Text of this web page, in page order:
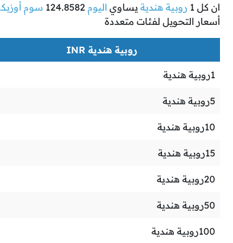
ان كل 1 روبية هندية يساوي اليوم 124.8582 سوم
أسعار التحويل لفئات متعددة
روبية هندية INR
1روبية هندية
5روبية هندية
10روبية هندية
15روبية هندية
20روبية هندية
50روبية هندية
100روبية هندية